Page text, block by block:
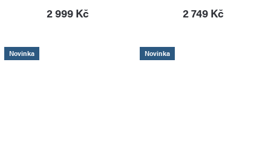
2 999 Kč 2 749 Kč
Novinka Novinka